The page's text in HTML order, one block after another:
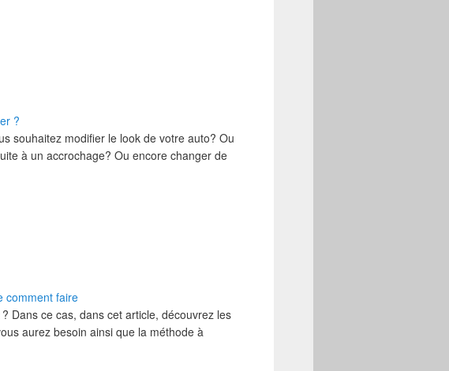
?
souhaitez modifier le look de votre auto? Ou
à un accrochage? Ou encore changer de
comment faire
Dans ce cas, dans cet article, découvrez les
aurez besoin ainsi que la méthode à